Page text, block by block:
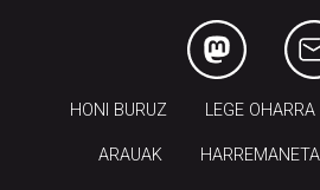
HONI BURUZ LEGE OHARRA
ARAUAK